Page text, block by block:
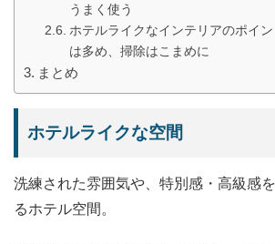
うまく使う
ホテルライクなインテリアのポイ
は多め、掃除はこまめに
まとめ
ホテルライクな空間
洗練された雰囲気や、特別感・高級感
るホテル空間。